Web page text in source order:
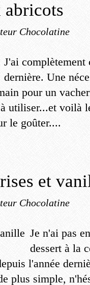
abricots
Chocolatine
J'ai complètement
dernière. Une
pour un
utiliser...et voilà
le goûter....
et
Chocolatine
Je n'ai pas
dessert à la
l'année
plus simple,